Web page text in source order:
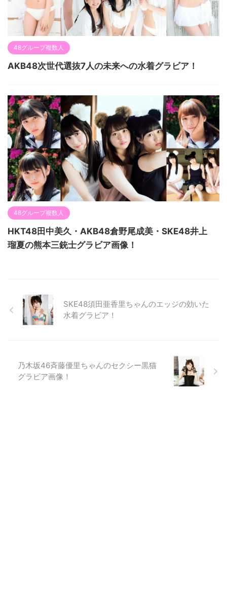
48グループ複数人
AKB48次世代選抜7人の未来への水着グラビア！
48グループ複数人
HKT48田中美久・AKB48倉野尾成美・SKE48井上
瑠夏の熊本三銃士グラビア画像！
SKE48須田亜香里ちゃんのエッジの効いた
水着グラビア！
乃木坂46斉藤優里ちゃんのセクシー黒猫
グラビア画像！